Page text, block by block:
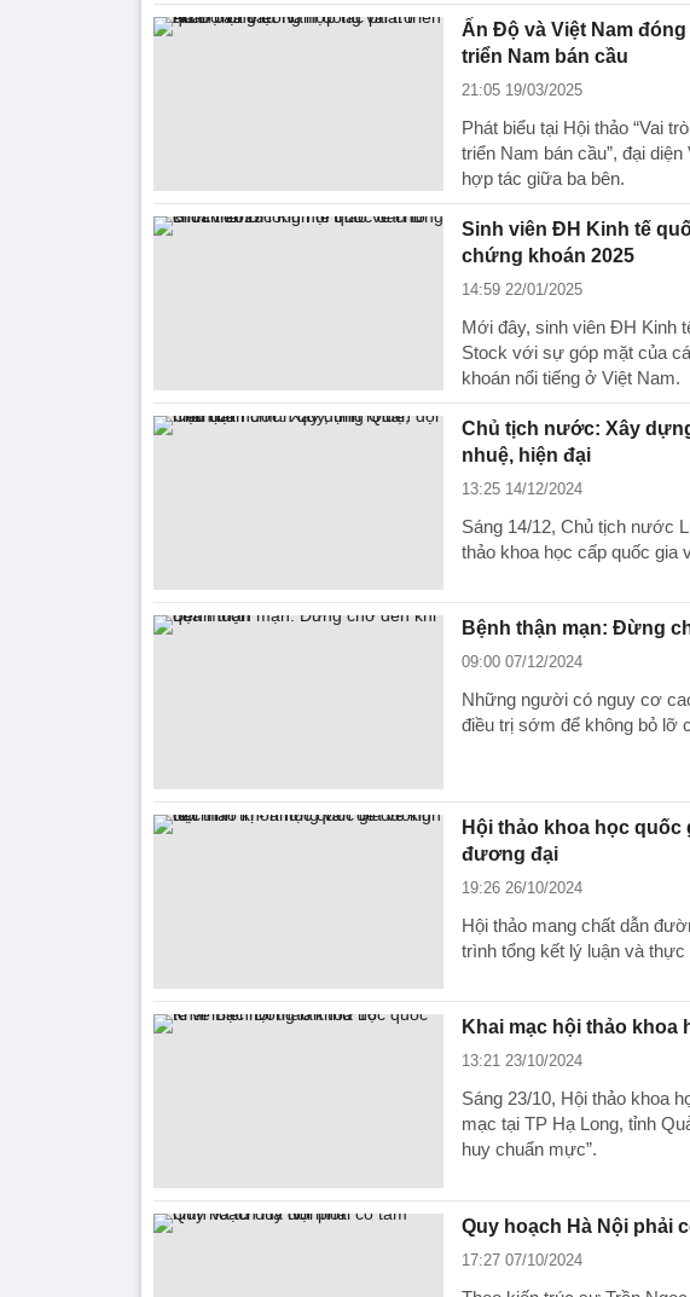
Ấn Độ và Việt Nam
triển Nam bán cầu
21:05 19/03/2025
Phát biểu tại Hội thảo “Vai
triển Nam bán cầu”, đại
hợp tác giữa ba bên.
Sinh viên ĐH Kinh tế
chứng khoán 2025
14:59 22/01/2025
Mới đây, sinh viên ĐH Kinh
Stock với sự góp mặt của
khoán nổi tiếng ở Việt Nam.
Chủ tịch nước: Xây
nhuệ, hiện đại
13:25 14/12/2024
Sáng 14/12, Chủ tịch nước
thảo khoa học cấp quốc gia
Bệnh thận mạn: Đừng
09:00 07/12/2024
Những người có nguy cơ
điều trị sớm để không bỏ lỡ
Hội thảo khoa học
đương đại
19:26 26/10/2024
Hội thảo mang chất dẫn
trình tổng kết lý luận và
Khai mạc hội thảo khoa
13:21 23/10/2024
Sáng 23/10, Hội thảo khoa
mạc tại TP Hạ Long, tỉnh
huy chuẩn mực”.
Quy hoạch Hà Nội phải
17:27 07/10/2024